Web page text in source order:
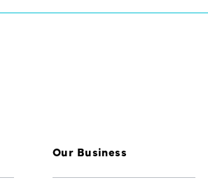
Our Business